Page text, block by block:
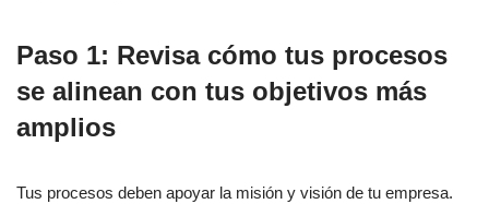
Paso 1: Revisa cómo tus procesos
se alinean con tus objetivos más
amplios
Tus procesos deben apoyar la misión y visión de tu empresa.